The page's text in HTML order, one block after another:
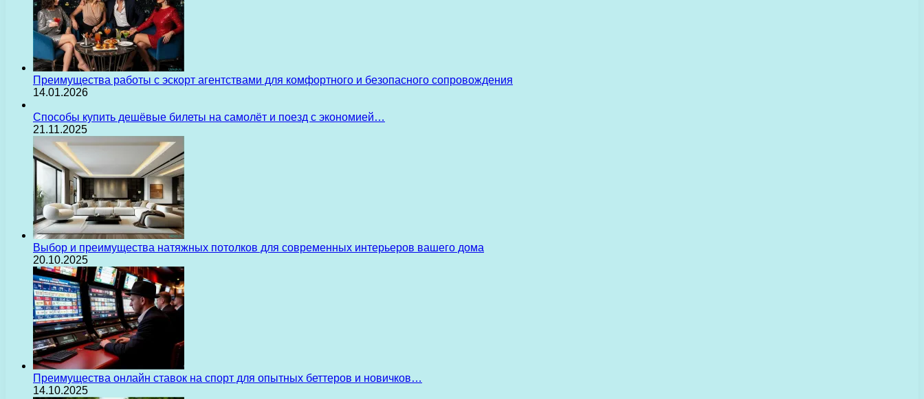
Преимущества работы с эскорт агентствами для комфортного и безопасного сопровождения
14.01.2026
Способы купить дешёвые билеты на самолёт и поезд с экономией…
21.11.2025
Выбор и преимущества натяжных потолков для современных интерьеров вашего дома
20.10.2025
Преимущества онлайн ставок на спорт для опытных беттеров и новичков…
14.10.2025